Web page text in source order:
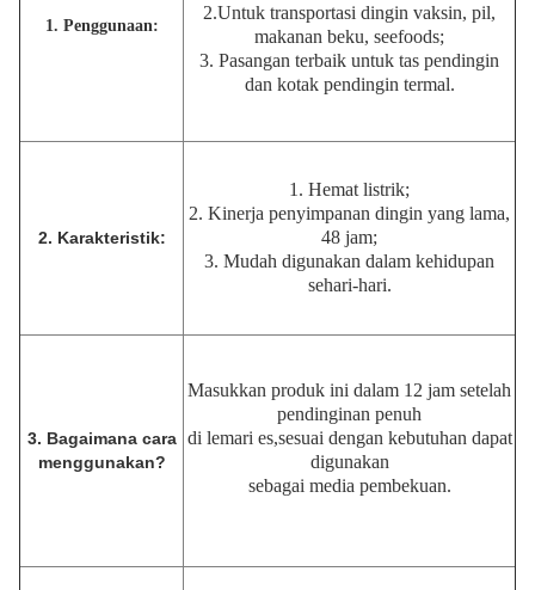
1. Penggunaan:
2.Untuk transportasi dingin vaksin, pil,
makanan beku, seefoods;
3. Pasangan terbaik untuk tas pendingin
dan kotak pendingin termal.
2. Karakteristik:
1. Hemat listrik;
2. Kinerja penyimpanan dingin yang lama,
48 jam;
3. Mudah digunakan dalam kehidupan
sehari-hari.
3. Bagaimana cara
menggunakan?
Masukkan produk ini dalam 12 jam setelah
pendinginan penuh
di lemari es,sesuai dengan kebutuhan dapat
digunakan
sebagai media pembekuan.